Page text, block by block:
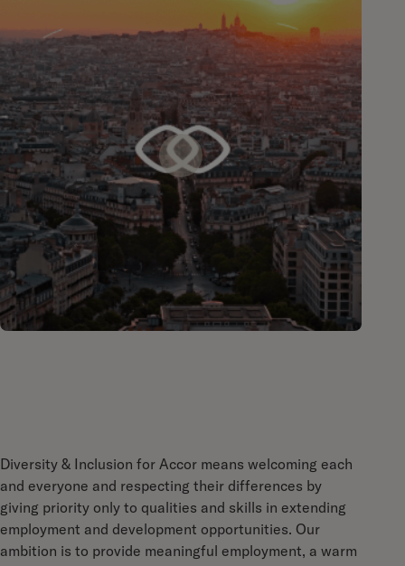
Diversity & Inclusion for Accor means welcoming each
and everyone and respecting their differences by
giving priority only to qualities and skills in extending
employment and development opportunities. Our
ambition is to provide meaningful employment, a warm